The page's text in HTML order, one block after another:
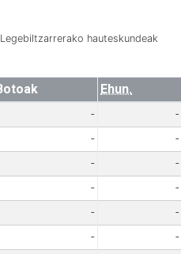
hauteskundeak
Ehun.
- -
- -
- -
- -
- -
- -